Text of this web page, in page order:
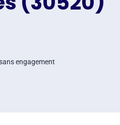
engagement